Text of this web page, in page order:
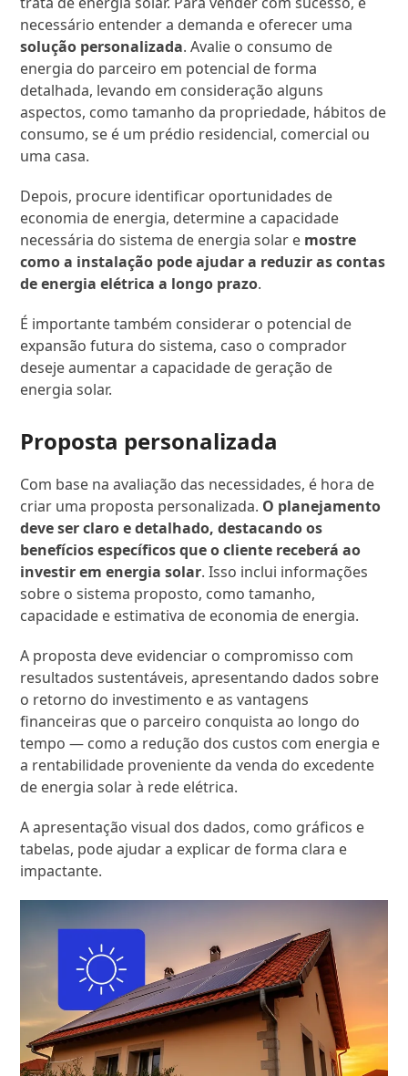
necessário entender a demanda e oferecer uma
solução personalizada. Avalie o consumo de
energia do parceiro em potencial de forma
detalhada, levando em consideração alguns
aspectos, como tamanho da propriedade, hábitos de
consumo, se é um prédio residencial, comercial ou
uma casa.
Depois, procure identificar oportunidades de
economia de energia, determine a capacidade
necessária do sistema de energia solar e mostre
como a instalação pode ajudar a reduzir as contas
de energia elétrica a longo prazo.
É importante também considerar o potencial de
expansão futura do sistema, caso o comprador
deseje aumentar a capacidade de geração de
energia solar.
Proposta personalizada
Com base na avaliação das necessidades, é hora de
criar uma proposta personalizada. O planejamento
deve ser claro e detalhado, destacando os
benefícios específicos que o cliente receberá ao
investir em energia solar. Isso inclui informações
sobre o sistema proposto, como tamanho,
capacidade e estimativa de economia de energia.
A proposta deve evidenciar o compromisso com
resultados sustentáveis, apresentando dados sobre
o retorno do investimento e as vantagens
financeiras que o parceiro conquista ao longo do
tempo — como a redução dos custos com energia e
a rentabilidade proveniente da venda do excedente
de energia solar à rede elétrica.
A apresentação visual dos dados, como gráficos e
tabelas, pode ajudar a explicar de forma clara e
impactante.